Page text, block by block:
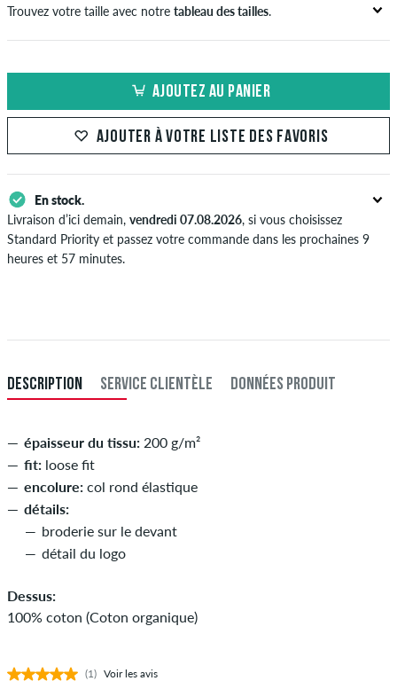
Trouvez votre taille avec notre tableau des tailles.
US EU
en cm
cm
XS 42 82-87 69-74 82-87
L 50/52 100-106 87-93 100-106
54
AJOUTEZ AU PANIER
AJOUTER À VOTRE LISTE DES FAVORIS
En stock.
Livraison d’ici demain, vendredi 07.08.2026, si vous choisissez
Standard Priority et passez votre commande dans les prochaines 9
heures et 57 minutes.
DESCRIPTION SERVICE CLIENTÈLE DONNÉES PRODUIT
épaisseur du tissu: 200 g/m²
fit: loose fit
encolure: col rond élastique
détails:
broderie sur le devant
détail du logo
Dessus:
100% coton (Coton organique)
(1) Voir les avis